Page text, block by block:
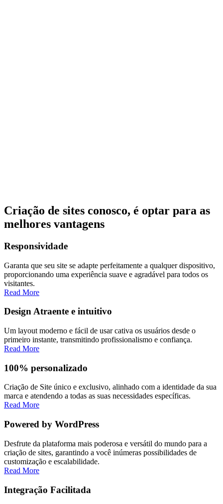
Criação de sites conosco, é optar para as
melhores vantagens
Responsividade
Garanta que seu site se adapte perfeitamente a qualquer dispositivo,
proporcionando uma experiência suave e agradável para todos os
visitantes.
Read More
Design Atraente e intuitivo
Um layout moderno e fácil de usar cativa os usuários desde o
primeiro instante, transmitindo profissionalismo e confiança.
Read More
100% personalizado
Criação de Site único e exclusivo, alinhado com a identidade da sua
marca e atendendo a todas as suas necessidades específicas.
Read More
Powered by WordPress
Desfrute da plataforma mais poderosa e versátil do mundo para a
criação de sites, garantindo a você inúmeras possibilidades de
customização e escalabilidade.
Read More
Integração Facilitada